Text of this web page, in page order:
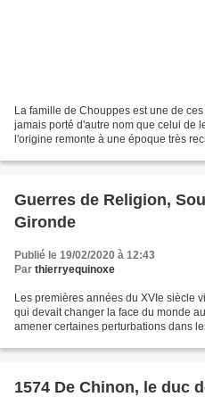
La famille de Chouppes est une de
jamais porté d'autre nom que celui de
l'origine remonte à une époque très
Guerres de Religion,
Gironde
Publié le 19/02/2020 à 12:43
Par thierryequinoxe
Les premières années du XVIe siècle
qui devait changer la face du monde
amener certaines perturbations dans
1574 De Chinon, le duc